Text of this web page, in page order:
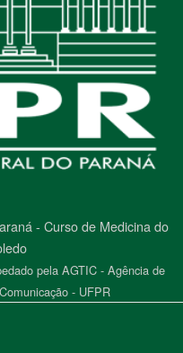
- Curso de Medicina do
pela AGTIC - Agência de
- UFPR